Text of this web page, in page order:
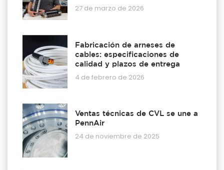
27 de marzo de 2026
Fabricación de arneses de
cables: especificaciones de
calidad y plazos de entrega
4 de febrero de 2026
Ventas técnicas de CVL se une a
PennAir
24 de noviembre de 2025